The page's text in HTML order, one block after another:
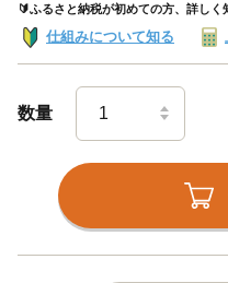
🔰ふるさと納税が初めての方、詳しく
仕組みについて知る
数量